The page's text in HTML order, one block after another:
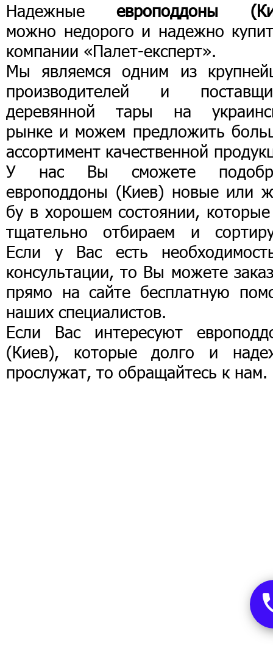
Надежныеевроподдоны
можно недорого и надежно
компании «Палет-експерт».
Мы являемся одним из
производителей и
деревянной тары на
рынке и можем предложить
ассортимент качественной
У нас Вы сможете
европоддоны (Киев) новые или
бу в хорошем состоянии,
тщательно отбираем и
Если у Вас есть
консультации, то Вы можете
прямо на сайте бесплатную
наших специалистов.
Если Вас интересуют
(Киев), которые долго и
прослужат, то обращайтесь к нам.